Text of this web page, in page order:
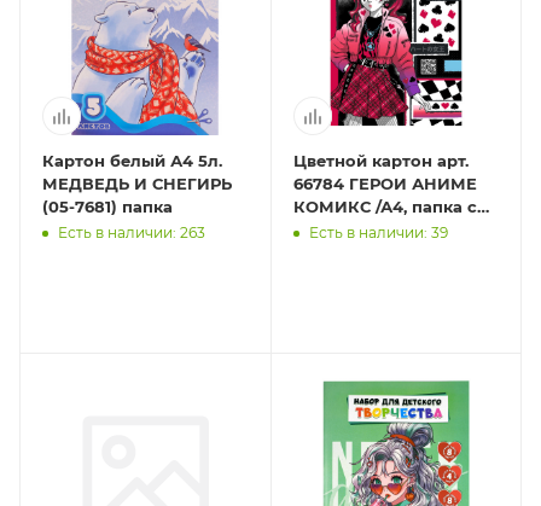
Картон белый А4 5л.
МЕДВЕДЬ И СНЕГИРЬ
(05-7681) папка
Есть в наличии: 263
Цветной картон арт.
66784 ГЕРОИ АНИМЕ
КОМИКС /А4, папка с
клапанами, 10 л,
Есть в наличии: 39